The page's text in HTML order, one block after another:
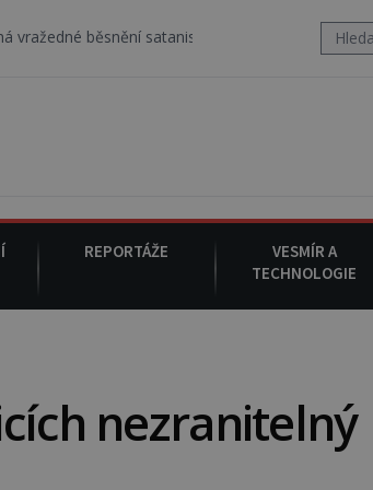
satanistického gangu vedeného Charlesem
REPORTÁŽE
VESMÍR A
TECHNOLOGIE
nezranitelný